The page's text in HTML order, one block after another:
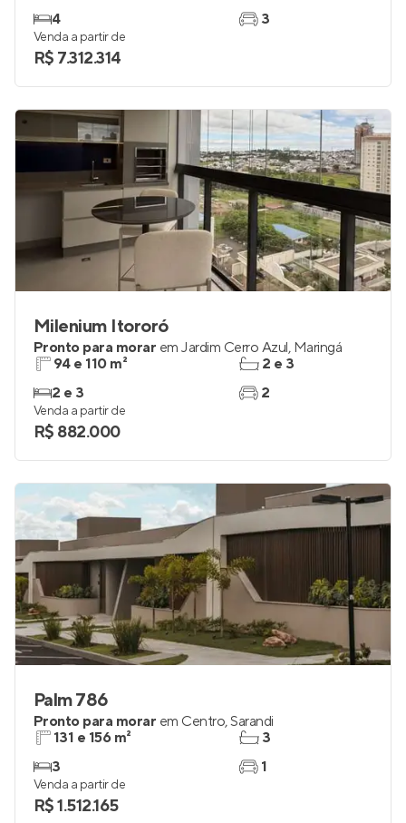
4
3
Venda a partir de
R$ 7.312.314
Milenium Itororó
Pronto para morar em Jardim Cerro Azul, Maringá
94 e 110 m²
2 e 3
2 e 3
2
Venda a partir de
R$ 882.000
Palm 786
Pronto para morar em Centro,Sarandi
131 e 156 m²
3
3
1
Venda a partir de
R$ 1.512.165